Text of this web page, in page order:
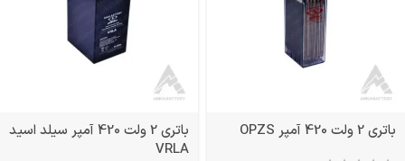
باتری 2 ولت 420 آمپر OPZS
باتری 2 ولت 420 آمپر سیلد اسید
VRLA